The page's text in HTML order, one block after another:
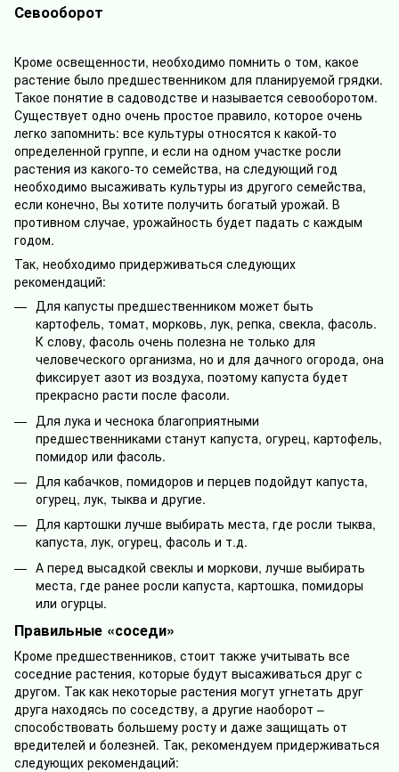
Севооборот
Кроме освещенности, необходимо помнить о том, какое
растение было предшественником для планируемой грядки.
Такое понятие в садоводстве и называется севооборотом.
Существует одно очень простое правило, которое очень
легко запомнить: все культуры относятся к какой-то
определенной группе, и если на одном участке росли
растения из какого-то семейства, на следующий год
необходимо высаживать культуры из другого семейства,
если конечно, Вы хотите получить богатый урожай. В
противном случае, урожайность будет падать с каждым
годом.
Так, необходимо придерживаться следующих
рекомендаций:
Для капусты предшественником может быть
картофель, томат, морковь, лук, репка, свекла, фасоль.
К слову, фасоль очень полезна не только для
человеческого организма, но и для дачного огорода, она
фиксирует азот из воздуха, поэтому капуста будет
прекрасно расти после фасоли.
Для лука и чеснока благоприятными
предшественниками станут капуста, огурец, картофель,
помидор или фасоль.
Для кабачков, помидоров и перцев подойдут капуста,
огурец, лук, тыква и другие.
Для картошки лучше выбирать места, где росли тыква,
капуста, лук, огурец, фасоль и т.д.
А перед высадкой свеклы и моркови, лучше выбирать
места, где ранее росли капуста, картошка, помидоры
или огурцы.
Правильные «соседи»
Кроме предшественников, стоит также учитывать все
соседние растения, которые будут высаживаться друг с
другом. Так как некоторые растения могут угнетать друг
друга находясь по соседству, а другие наоборот –
способствовать большему росту и даже защищать от
вредителей и болезней. Так, рекомендуем придерживаться
следующих рекомендаций: